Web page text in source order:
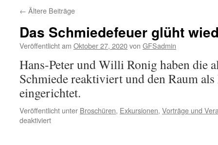
← Ältere Beiträge
Das Schmiedefeuer glüht
Veröffentlicht am Oktober 27, 2020von GFSadmin
Hans-Peter und Willi Ronig haben die
Schmiede reaktiviert und den Raum
eingerichtet.
Veröffentlicht unter Broschüren, Exkursionen, Vorträge und
deaktiviertfür